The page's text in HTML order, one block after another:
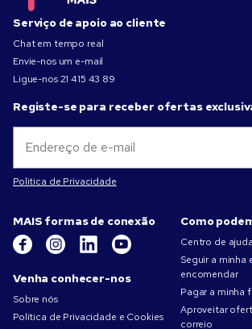
Serviço de apoio ao cliente
Chat em tempo real
Envie-nos um e-mail
Ligue-nos 21 415 43 89
Registe-se para receber ofertas
Politica de Privacidade
MAIS formas de conexão
Venha conhecer-nos
Sobre nós
Política de Privacidade e Cookies
Como
Centro de ajuda
Seguir a
encomendar
Pagar a minha
Aproveitar
correio